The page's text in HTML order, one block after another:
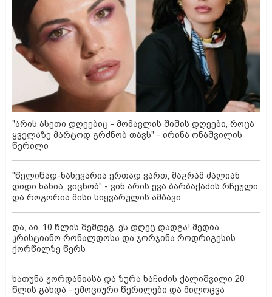
"არის ასეთი დღეებიც - მომავლის შიშის დღეები, როცა
ყველაზე მარტოდ გრძნობ თავს" - ირინა ონაშვილის
წერილი
"წელიწად-ნახევარია ერთად ვართ, მაგრამ ძალიან
დიდი ხანია, ვიცნობ" - ვინ არის ევა ბარბაქაძის რჩეული
და როგორია მისი სიყვარულის ამბავი
და, აი, 10 წლის შემდეგ, ეს დღეც დადგა! მედია
კრისტიანო რონალდოსა და ჯორჯინა როდრიგესის
ქორწილზე წერს
ხათუნა ჟორდანიასა და ზურა ხაჩიძის ქალიშვილი 20
წლის გახდა - ემოციური წერილები და მილოცვა